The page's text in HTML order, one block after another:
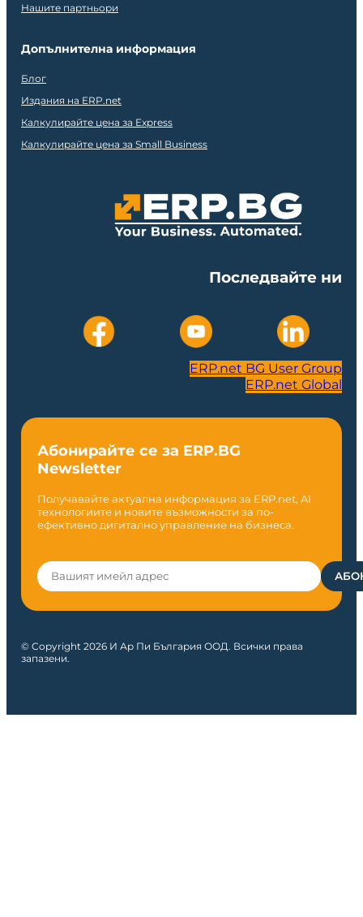
Нашите партньори
Допълнителна информация
Блог
Издания на ERP.net
Калкулирайте цена за Express
Калкулирайте цена за Small Business
Последвайте ни
ERP.net BG User Group
ERP.net Global
Абонирайте се за ERP.BG
Newsletter
Получавайте актуална информация за ERP.net, AI
технологиите и новите възможности за по-
ефективно дигитално управление на бизнеса.
© Copyright 2026 И Ар Пи България ООД. Всички права
запазени.